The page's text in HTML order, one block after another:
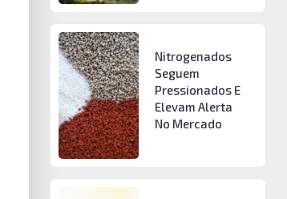
Nitrogenados
Seguem
Pressionados E
Elevam Alerta
No Mercado